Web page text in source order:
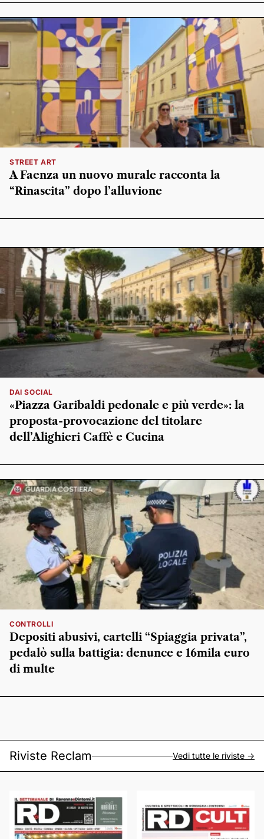
STREET ART
A Faenza un nuovo murale racconta la
“Rinascita” dopo l’alluvione
DAI SOCIAL
«Piazza Garibaldi pedonale e più verde»: la
proposta-provocazione del titolare
dell’Alighieri Caffè e Cucina
CONTROLLI
Depositi abusivi, cartelli “Spiaggia privata”,
pedalò sulla battigia: denunce e 16mila euro
di multe
Riviste Reclam Vedi tutte le riviste ->